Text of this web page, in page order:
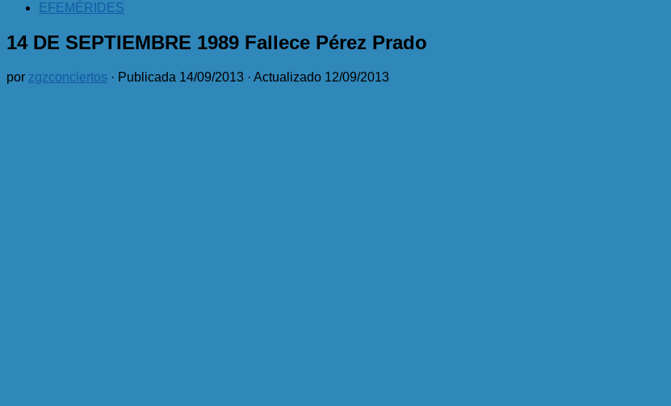
EFEMÉRIDES
14 DE SEPTIEMBRE 1989 Fallece Pérez Prado
por zgzconciertos · Publicada 14/09/2013 · Actualizado 12/09/2013